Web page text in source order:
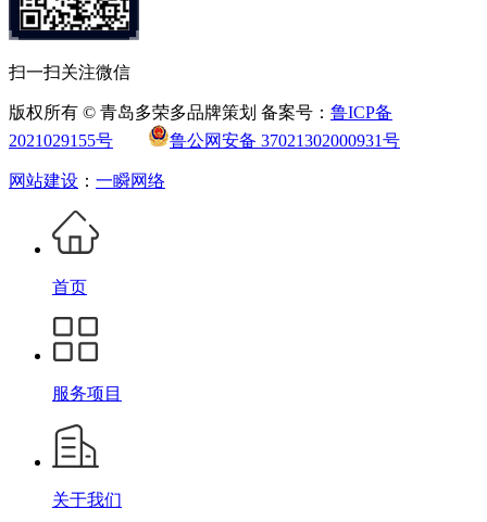
扫一扫关注微信
版权所有 © 青岛多荣多品牌策划 备案号： 鲁ICP备
2021029155号
鲁公网安备 37021302000931号
网站建设 ： 一瞬网络
首页
服务项目
关于我们